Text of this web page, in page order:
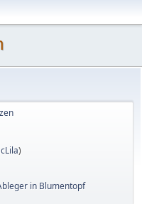
)
in Blumentopf